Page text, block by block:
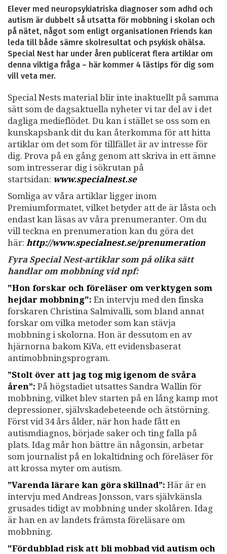
Elever med neuropsykiatriska diagnoser som adhd och
autism är dubbelt så utsatta för mobbning i skolan och
på nätet, något som enligt organisationen Friends kan
leda till både sämre skolresultat och psykisk ohälsa.
Special Nest har under åren publicerat flera artiklar om
denna viktiga fråga – här kommer 4 lästips för dig som
vill veta mer.
Special Nests material blir inte inaktuellt på samma
sätt som de dagsaktuella nyheter vi tar del av i det
dagliga medieflödet. Du kan i stället se oss som en
kunskapsbank dit du kan återkomma för att hitta
artiklar om det som för tillfället är av intresse för
dig. Prova på en gång genom att skriva in ett ämne
som intresserar dig i sökrutan på
startsidan: www.specialnest.se
Somliga av våra artiklar ligger inom
Premiumformatet, vilket betyder att de är låsta och
endast kan läsas av våra prenumeranter. Om du
vill teckna en prenumeration kan du göra det
här: http://www.specialnest.se/prenumeration
Fyra Special Nest-artiklar som på olika sätt
handlar om mobbning vid npf:
"Hon forskar och föreläser om verktygen som
hejdar mobbning": En intervju med den finska
forskaren Christina Salmivalli, som bland annat
forskar om vilka metoder som kan stävja
mobbning i skolorna. Hon är dessutom en av
hjärnorna bakom KiVa, ett evidensbaserat
antimobbningsprogram.
”Stolt över att jag tog mig igenom de svåra
åren”: På högstadiet utsattes Sandra Wallin för
mobbning, vilket blev starten på en lång kamp mot
depressioner, självskadebeteende och ätstörning.
Först vid 34 års ålder, när hon hade fått en
autismdiagnos, började saker och ting falla på
plats. Idag mår hon bättre än någonsin, arbetar
som journalist på en lokaltidning och föreläser för
att krossa myter om autism.
”Varenda lärare kan göra skillnad”: Här är en
intervju med Andreas Jonsson, vars självkänsla
grusades tidigt av mobbning under skolåren. Idag
är han en av landets främsta föreläsare om
mobbning.
"Fördubblad risk att bli mobbad vid autism och